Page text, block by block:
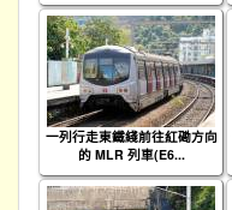
一列行走東鐵綫前往紅磡方向
的 MLR 列車(E6...